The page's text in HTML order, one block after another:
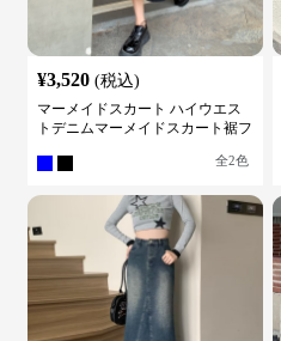
¥3,520 (税込)
マーメイドスカート ハイウエス
トデニムマーメイドスカート裾フ
全2色